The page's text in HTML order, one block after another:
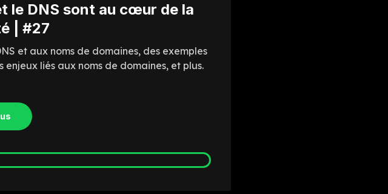
le DNS sont au cœur de la
| #27
et aux noms de domaines, des exemples
liés aux noms de domaines, et plus.